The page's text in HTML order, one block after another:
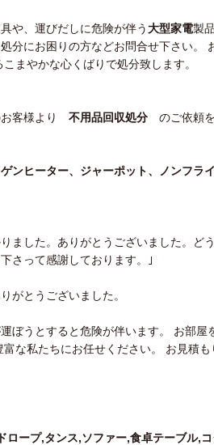
や、運びだしに危険が伴う 大型家電製
分にお困りの方などお問合せ下さい。
まやかな心くばりで処分致します。
客様より 不用品回収処分 のご依頼
ンヒーター、 ジャーポット、ノンフラ
りました。ありがとうございました。ど
さって感謝しております。｣
がとうございました。
ぼうとすると危険が伴います。 お部屋
な私たちにお任せください。 お見積
ロープ,タンス,ソファー,食卓テーブル,